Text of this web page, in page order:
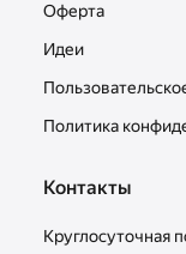
Оферта
Идеи
Политика
Контакты
Круглосуточная